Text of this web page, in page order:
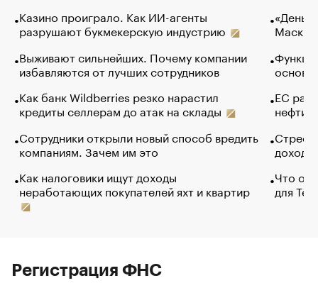
Казино проиграло. Как ИИ-агенты
разрушают букмекерскую индустрию
Выживают сильнейших. Почему компании
избавляются от лучших сотрудников
Как банк Wildberries резко нарастил
кредиты селлерам до атак на склады
Сотрудники открыли новый способ вредить
компаниям. Зачем им это
Как налоговики ищут доходы
неработающих покупателей яхт и квартир
Маск в
основ
ЕС
нефти
Что
для
Регистрация ФНС